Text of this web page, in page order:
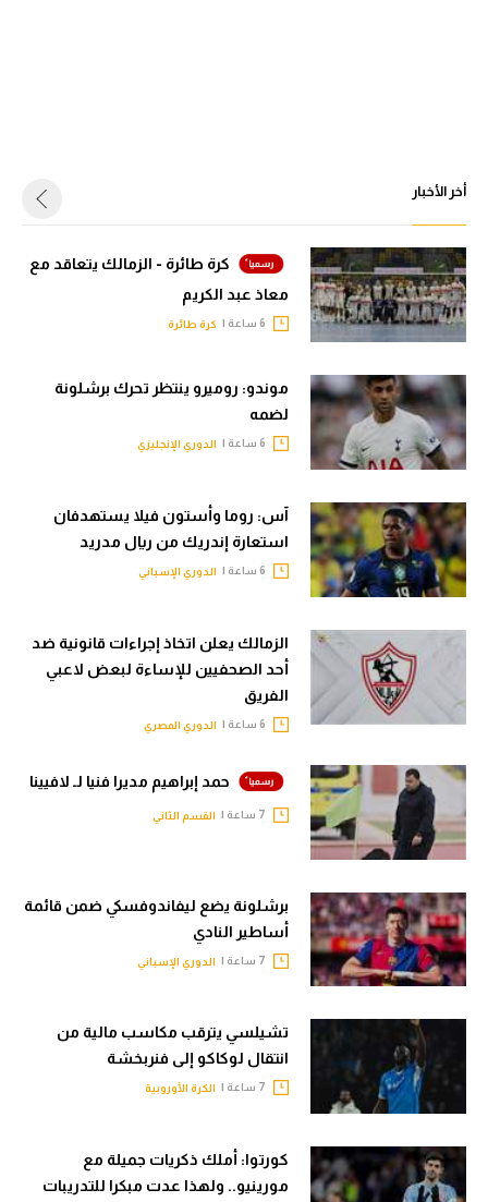
أخر الأخبار
كرة طائرة - الزمالك يتعاقد مع
معاذ عبد الكريم
كرة طائرة
موندو: روميرو ينتظر تحرك برشلونة
لضمه
الدوري الإنجليزي
آس: روما وأستون فيلا يستهدفان
استعارة إندريك من ريال مدريد
الدوري الإسباني
الزمالك يعلن اتخاذ إجراءات قانونية ضد
أحد الصحفيين للإساءة لبعض لاعبي
الفريق
الدوري المصري
حمد إبراهيم مديرا فنيا لـ لافيينا
القسم الثاني
برشلونة يضع ليفاندوفسكي ضمن قائمة
أساطير النادي
الدوري الإسباني
تشيلسي يترقب مكاسب مالية من
انتقال لوكاكو إلى فنربخشة
الكرة الأوروبية
كورتوا: أملك ذكريات جميلة مع
مورينيو.. ولهذا عدت مبكرا للتدريبات